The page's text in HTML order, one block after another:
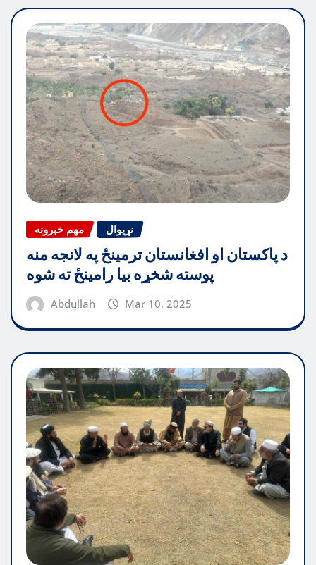
مهم خبرونه نړیوال
د پاکستان او افغانستان ترمینځ په لانجه منه
پوسته شخړه بیا رامینځ ته شوه
Abdullah Mar 10, 2025